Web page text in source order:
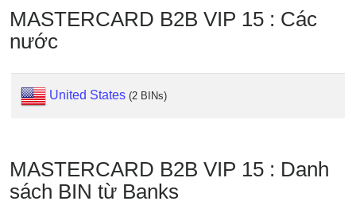
Card
Checker
Service
What
is
Address
?
MASTERCARD B2B VIP 15 : Các
nước
United States (2 BINs)
MASTERCARD B2B VIP 15 : Danh
sách BIN từ Banks